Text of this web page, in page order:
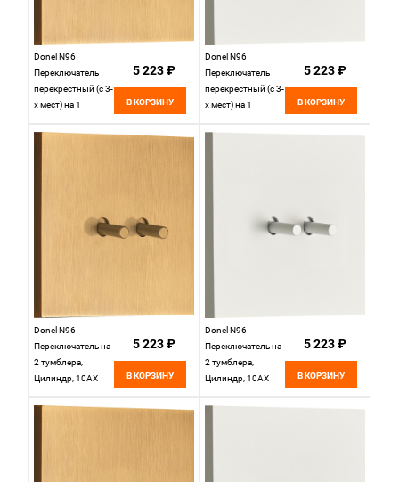
Donel N96
Переключатель
перекрестный (с 3-
х мест) на 1
Каплевидный,
5 223 ₽
В КОРЗИНУ
Donel N96
Переключатель
перекрестный (с 3-
х мест) на 1
5 223 ₽
В КОРЗИНУ
Donel N96
Переключатель на
2 тумблера,
Цилиндр, 10AX
серия DT,
5 223 ₽
В КОРЗИНУ
Donel N96
Переключатель на
2 тумблера,
Цилиндр, 10AX
5 223 ₽
В КОРЗИНУ